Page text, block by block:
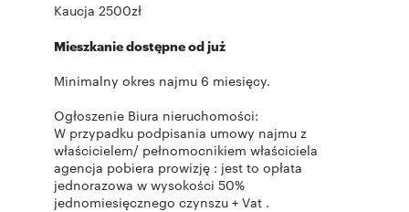
Kaucja 2500zł
Mieszkanie dostępne od już
Minimalny okres najmu 6 miesięcy.
Ogłoszenie Biura nieruchomości:
W przypadku podpisania umowy najmu z
właścicielem/ pełnomocnikiem właściciela
agencja pobiera prowizję : jest to opłata
jednorazowa w wysokości 50%
jednomiesięcznego czynszu + Vat .